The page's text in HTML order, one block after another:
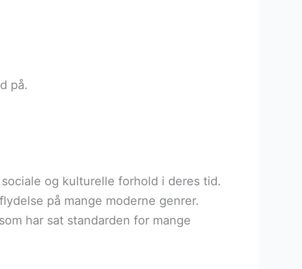
på.
og kulturelle forhold i deres tid.
på mange moderne genrer.
har sat standarden for mange